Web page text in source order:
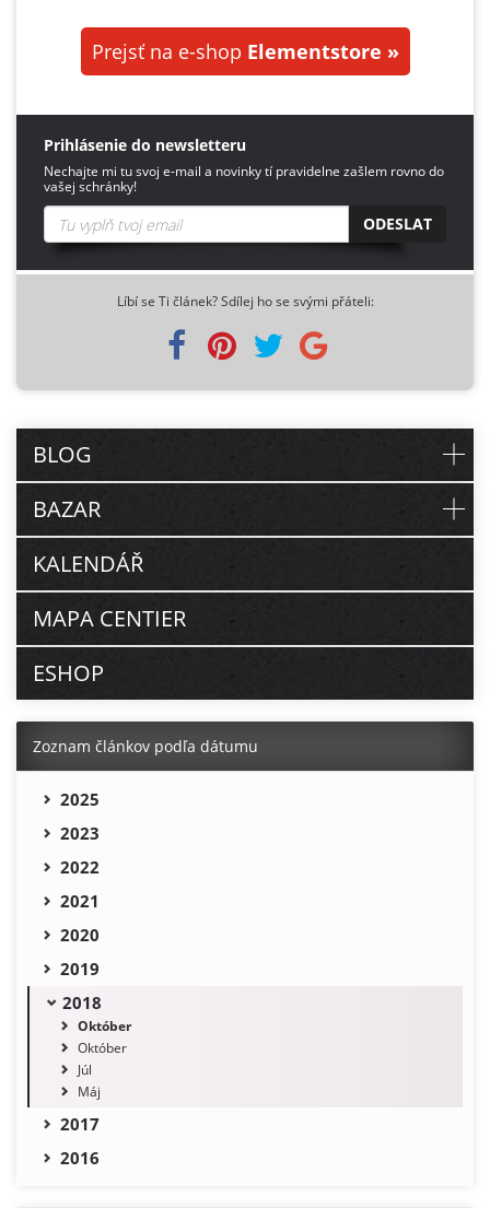
Prejsť na e-shop Elementstore »
Prihlásenie do newsletteru
Nechajte mi tu svoj e-mail a novinky tí pravidelne zašlem rovno do
vašej schránky!
ODESLAT
Líbí se Ti článek? Sdílej ho se svými přáteli:
BLOG
BAZAR
KALENDÁŘ
MAPA CENTIER
ESHOP
Zoznam článkov podľa dátumu
2025
2023
2022
2021
2020
2019
2018
Október
Október
Júl
Máj
2017
2016